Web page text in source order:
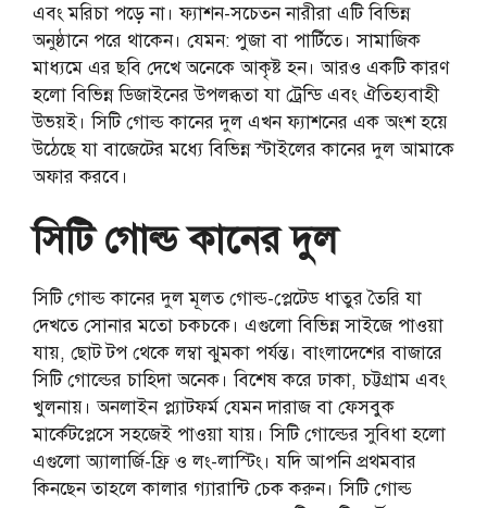
এবং মরিচা পড়ে না। ফ্যাশন-সচেতন নারীরা এটি বিভিন্ন
অনুষ্ঠানে পরে থাকেন। যেমন: পুজা বা পার্টিতে। সামাজিক
মাধ্যমে এর ছবি দেখে অনেকে আকৃষ্ট হন। আরও একটি কারণ
হলো বিভিন্ন ডিজাইনের উপলব্ধতা যা ট্রেন্ডি এবং ঐতিহ্যবাহী
উভয়ই। সিটি গোল্ড কানের দুল এখন ফ্যাশনের এক অংশ হয়ে
উঠেছে যা বাজেটের মধ্যে বিভিন্ন স্টাইলের কানের দুল আমাকে
অফার করবে।
সিটি গোল্ড কানের দুল
সিটি গোল্ড কানের দুল মূলত গোল্ড-প্লেটেড ধাতুর তৈরি যা
দেখতে সোনার মতো চকচকে। এগুলো বিভিন্ন সাইজে পাওয়া
যায়, ছোট টপ থেকে লম্বা ঝুমকা পর্যন্ত। বাংলাদেশের বাজারে
সিটি গোল্ডের চাহিদা অনেক। বিশেষ করে ঢাকা, চট্টগ্রাম এবং
খুলনায়। অনলাইন প্ল্যাটফর্ম যেমন দারাজ বা ফেসবুক
মার্কেটপ্লেসে সহজেই পাওয়া যায়। সিটি গোল্ডের সুবিধা হলো
এগুলো অ্যালার্জি-ফ্রি ও লং-লাস্টিং। যদি আপনি প্রথমবার
কিনছেন তাহলে কালার গ্যারান্টি চেক করুন। সিটি গোল্ড